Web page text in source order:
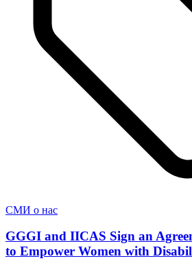
СМИ о нас
GGGI and IICAS Sign an
to Empower Women with